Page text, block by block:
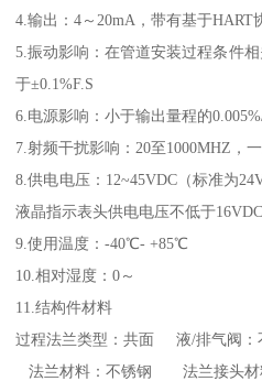
4.输出：4～20mA，带有基于HART
5.振动影响：在管道安装过程条件
于±0.1%F.S
6.电源影响：小于输出量程的
7.射频干扰影响：20至1000MHZ，
8.供电电压：12~45VDC（标准为
液晶指示表头供电电压不低于16VDC
9.使用温度：-40℃- +85℃
10.相对湿度：0～
11.结构件材料
过程法兰类型：共面 液/排气阀：
法兰材料：不锈钢 法兰接头材